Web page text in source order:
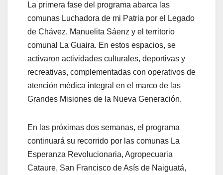
La primera fase del programa abarca las
comunas Luchadora de mi Patria por el Legado
de Chávez, Manuelita Sáenz y el territorio
comunal La Guaira. En estos espacios, se
activaron actividades culturales, deportivas y
recreativas, complementadas con operativos de
atención médica integral en el marco de las
Grandes Misiones de la Nueva Generación.
En las próximas dos semanas, el programa
continuará su recorrido por las comunas La
Esperanza Revolucionaria, Agropecuaria
Cataure, San Francisco de Asís de Naiguatá,